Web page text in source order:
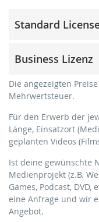
Standard
Personen
Eigenmarketing
innerhalb eines
eines Abonnement-
Streaming/
Twitch, etc. + eigene
keine
keine mechanische
Download der Titel
Business Lizenz
für Freiberufler und
(Fitnessstudios, Sport
Eigenmarketing
direktes
eines
Abonnement-
Streaming/
einschließlich:
Twitch, etc. +
Sublizenzierung des
Die angezeigten
Mehrwertsteuer.
Für den Erwerb der
Länge, Einsatzort
geplanten Videos
Ist deine gewünschte
Medienprojekt (z.B.
Games, Podcast,
eine Anfrage und wir
Angebot.